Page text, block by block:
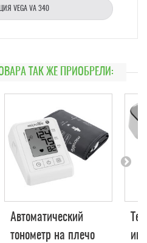
VEGA VA 340
ТАК ЖЕ ПРИОБРЕЛИ:
Автоматический
тонометр на плечо